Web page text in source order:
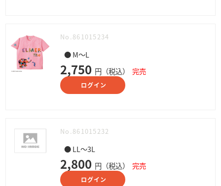
No.861015234
● M～L
2,750 円（税込） 完売
ログイン
No.861015232
● LL～3L
2,800 円（税込） 完売
ログイン